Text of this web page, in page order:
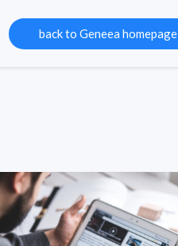
back to Geneea homepage